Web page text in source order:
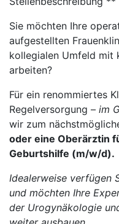
Sie möchten Ihre
aufgestellten
kollegialen Umfeld mit
arbeiten?
Für ein renommiertes
Regelversorgung – im
wir zum
oder eine Oberärztin
Geburtshilfe (m/w/d).
Idealerweise verfügen
und möchten Ihre
der Urogynäkologie